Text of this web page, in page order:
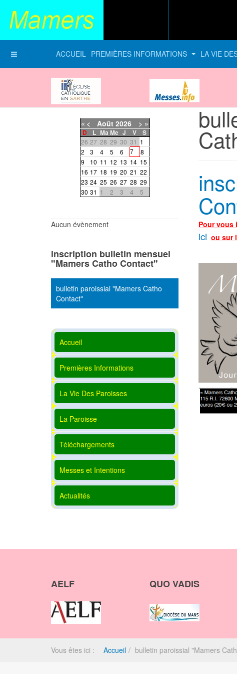
ACCUEIL PREMIÈRES INFORMATIONS LA VIE
Pour vous
ici ou sur
« < Août 2026 > »
D L Ma Me J V S
26 27 28 29 30 31 1
2
3 4 5 6 7
8
9
10 11 12 13 14 15
16 17 18 19 20 21 22
23 24 25 26 27 28 29
30 31 1 2 3 4 5
Aucun évènement
inscription bulletin mensuel
"Mamers Catho Contact"
bulletin paroissial "Mamers Catho
Contact"
Accueil
Premières Informations
La Vie Des Paroisses
La Paroisse
Téléchargements
Messes et Intentions
Actualités
AELF QUO VADIS
Vous êtes ici : Accueil bulletin paroissial "Mamers